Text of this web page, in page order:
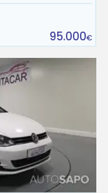
95.000€